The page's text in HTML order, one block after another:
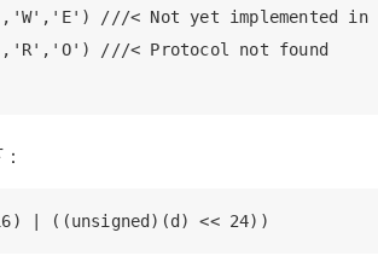
///< Not yet implemented in
///< Protocol not found